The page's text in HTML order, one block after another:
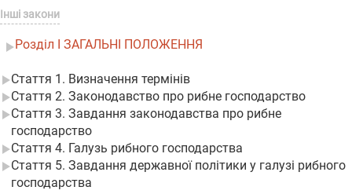
Інші закони
Розділ I ЗАГАЛЬНІ ПОЛОЖЕННЯ
Стаття 1. Визначення термінів
Стаття 2. Законодавство про рибне господарство
Стаття 3. Завдання законодавства про рибне
господарство
Стаття 4. Галузь рибного господарства
Стаття 5. Завдання державної політики у галузі рибного
господарства